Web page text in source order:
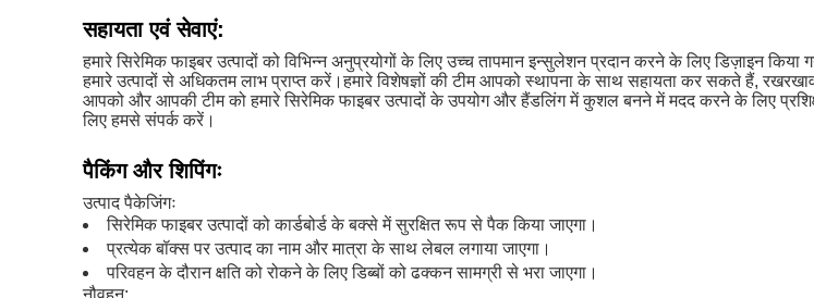
सहायता एवं सेवाएं:
हमारे सिरेमिक फाइबर उत्पादों को विभिन्न अनुप्रयोगों के लिए उच्च तापमान इन्सुलेशन प्रदान करने के लिए डिज़ाइन
हमारे उत्पादों से अधिकतम लाभ प्राप्त करें।हमारे विशेषज्ञों की टीम आपको स्थापना के साथ सहायता कर सकते हैं,
आपको और आपकी टीम को हमारे सिरेमिक फाइबर उत्पादों के उपयोग और हैंडलिंग में कुशल बनने में मदद करने के लिए
लिए हमसे संपर्क करें।
पैकिंग और शिपिंगः
उत्पाद पैकेजिंगः
सिरेमिक फाइबर उत्पादों को कार्डबोर्ड के बक्से में सुरक्षित रूप से पैक किया जाएगा।
प्रत्येक बॉक्स पर उत्पाद का नाम और मात्रा के साथ लेबल लगाया जाएगा।
परिवहन के दौरान क्षति को रोकने के लिए डिब्बों को ढक्कन सामग्री से भरा जाएगा।
नौवहन: